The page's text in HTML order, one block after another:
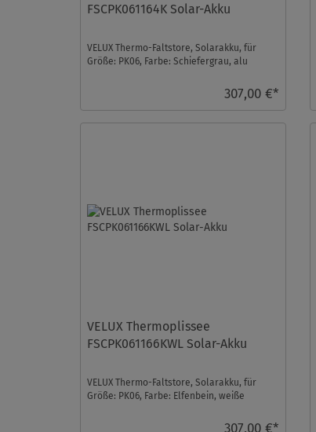
FSCPK061164K Solar-Akku
VELUX Thermo-Faltstore, Solarakku, für
Größe: PK06, Farbe: Schiefergrau, alu
307,00 €*
VELUX Thermoplissee
FSCPK061166KWL Solar-Akku
VELUX Thermo-Faltstore, Solarakku, für
Größe: PK06, Farbe: Elfenbein, weiße
307,00 €*